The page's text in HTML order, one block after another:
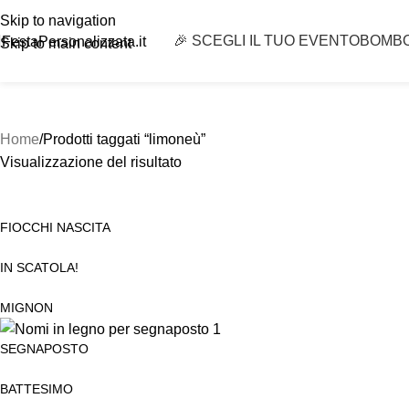
Skip to navigation
Skip to main content
FestaPersonalizzata.it 🎉 SCEGLI IL TUO EVENTO
Home Prodotti taggati “limoneù”
Visualizzazione del risultato
FIOCCHI NASCITA
IN SCATOLA!
MIGNON
SEGNAPOSTO
BATTESIMO